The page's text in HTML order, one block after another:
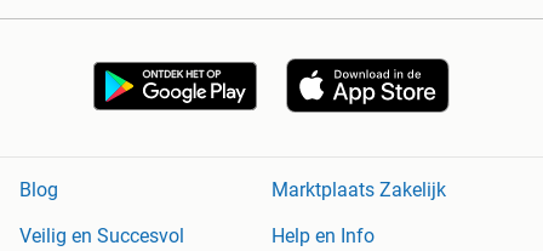
Blog
Marktplaats Zakelijk
Veilig en Succesvol
Help en Info